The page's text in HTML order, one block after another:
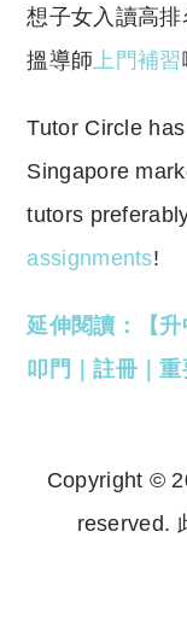
想子女入讀高
搵導師 上門補習
Tutor Circle
Singapore
tutors
assignments!
延伸閱讀：【升
叩門｜註冊｜重
Copyright ©
reserved.